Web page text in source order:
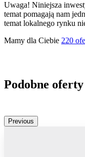
Uwaga! Niniejsza
temat pomagają nam
temat lokalnego rynku
Mamy dla Ciebie 220
Podobne
Previous